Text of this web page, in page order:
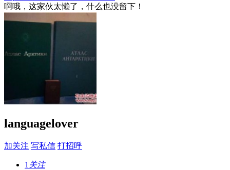
啊哦，这家伙太懒了，什么也没留下！
languagelover
加关注 写私信 打招呼
1 关注